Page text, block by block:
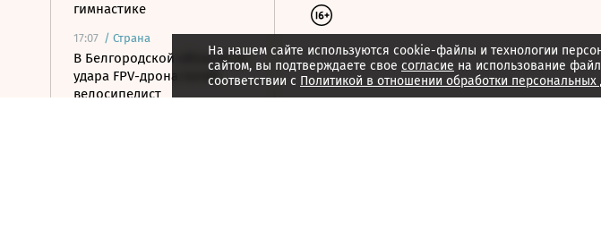
гимнастике
17:07 / Страна
В Белгородской области от
удара FPV-дрона погиб
велосипедист
На нашем сайте используются cookie-файлы и технологии
сайтом, вы подтверждаете свое согласие на использование
соответствии с Политикой в отношении обработки персональных